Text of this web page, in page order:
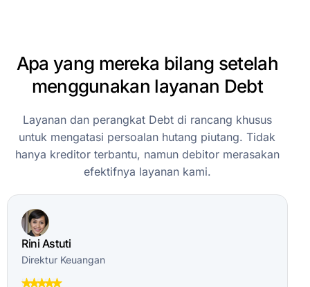
Apa yang mereka bilang setelah
menggunakan layanan Debt
Layanan dan perangkat Debt di rancang khusus
untuk mengatasi persoalan hutang piutang. Tidak
hanya kreditor terbantu, namun debitor merasakan
efektifnya layanan kami.
Rini Astuti
Direktur Keuangan